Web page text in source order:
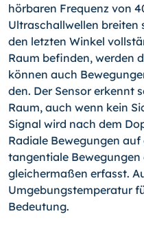
hörbaren Fre­quenz von
Ultraschallwellen breiten
den letzten Winkel
Raum befinden, werden
können auch
den. Der Sensor erkennt
Raum, auch wenn kein
Signal wird nach dem
Radiale Bewegungen auf
tangentiale Bewegungen
gleichermaßen erfasst.
Umgebungstemperatur
Bedeutung.